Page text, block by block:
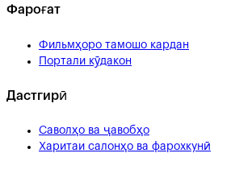
Фароғат
Фильмҳоро тамошо кардан
Портали кӯдакон
Дастгирӣ
Саволҳо ва ҷавобҳо
Харитаи салонҳо ва фарохкунӣ